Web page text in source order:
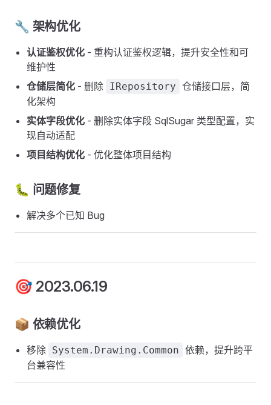
🔧 架构优化
认证鉴权优化 - 重构认证鉴权逻辑，提升安全性和可
维护性
仓储层简化 - 删除 IRepository 仓储接口层，简
化架构
实体字段优化 - 删除实体字段 SqlSugar 类型配置，实
现自动适配
项目结构优化 - 优化整体项目结构
🐛 问题修复
解决多个已知 Bug
🎯 2023.06.19
📦 依赖优化
移除 System.Drawing.Common 依赖，提升跨平
台兼容性